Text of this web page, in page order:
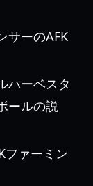
サーのAFK
ハーベスタ
ールの説
ファーミン